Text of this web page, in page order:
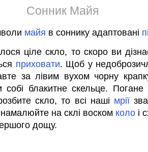
Сонник Майя
майя в соннику адаптовані
ціле скло, то скоро ви
приховати. Щоб у
за лівим вухом чорну
блакитне скельце. Погане
скло, то всі наші мрії
на склі воском коло і
дощу.